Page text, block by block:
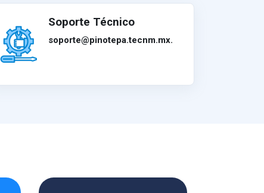
Soporte Técnico
soporte@pinotepa.tecnm.mx.